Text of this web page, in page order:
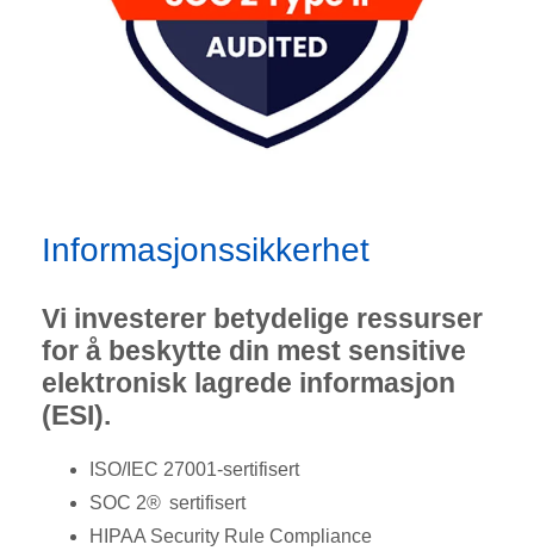
Informasjonssikkerhet
Vi investerer betydelige ressurser
for å beskytte din mest sensitive
elektronisk lagrede informasjon
(ESI).
ISO/IEC 27001-sertifisert
SOC 2® sertifisert
HIPAA Security Rule Compliance